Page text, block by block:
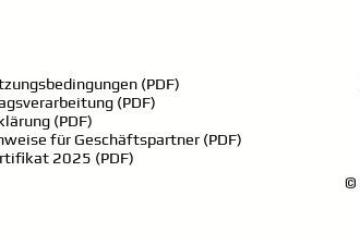
(PDF)
(PDF)
(PDF)
für Geschäftspartner (PDF)
2025 (PDF)
©